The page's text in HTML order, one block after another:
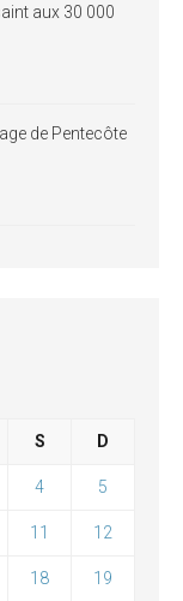
aux 30 000
de Pentecôte
S D
4 5
11 12
18 19